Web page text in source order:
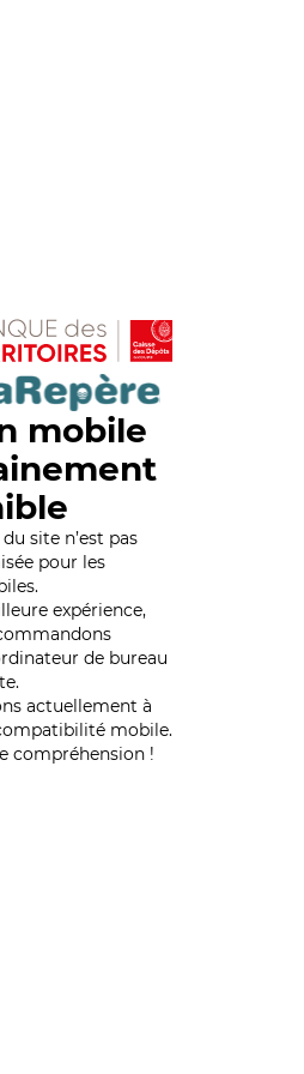
mobile
site n’est pas
pour les
expérience,
de bureau
actuellement à
mobile.
compréhension !